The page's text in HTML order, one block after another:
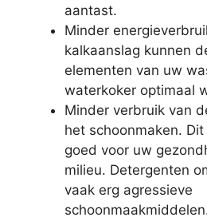
aantast.
Minder
kalkaanslag kunnen
elementen van uw
waterkoker optimaal
Minder verbruik van
het schoonmaken.
goed voor uw
milieu. Detergenten
vaak erg agressieve